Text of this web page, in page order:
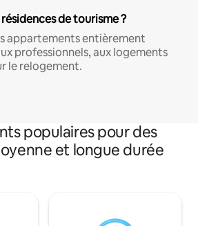
de tourisme ?
appartements entièrement
professionnels, aux logements
le relogement.
populaires pour des
et longue durée